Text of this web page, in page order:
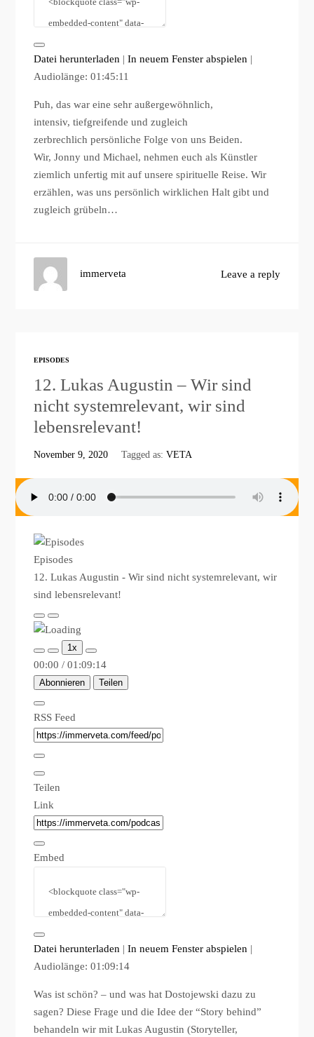
Datei herunterladen |In neuem Fenster abspielen |
Audiolänge: 01:45:11
Puh, das war eine sehr außergewöhnlich,
intensiv, tiefgreifende und zugleich
zerbrechlich persönliche Folge von uns Beiden.
Wir, Jonny und Michael, nehmen euch als Künstler
ziemlich unfertig mit auf unsere spirituelle Reise. Wir
erzählen, was uns persönlich wirklichen Halt gibt und
zugleich grübeln…
Leave a reply
immerveta
EPISODES
12. Lukas Augustin – Wir sind
nicht systemrelevant, wir sind
lebensrelevant!
November 9, 2020 Tagged as:VETA
Episodes
12. Lukas Augustin - Wir sind nicht systemrelevant, wir
sind lebensrelevant!
Play
Episode
Pause
Episode
1x
00:00 / 01:09:14
Abonnieren Teilen
RSS Feed
Teilen
Link
Embed
Datei herunterladen |In neuem Fenster abspielen |
Audiolänge: 01:09:14
Was ist schön? – und was hat Dostojewski dazu zu
sagen? Diese Frage und die Idee der “Story behind”
behandeln wir mit Lukas Augustin (Storyteller,